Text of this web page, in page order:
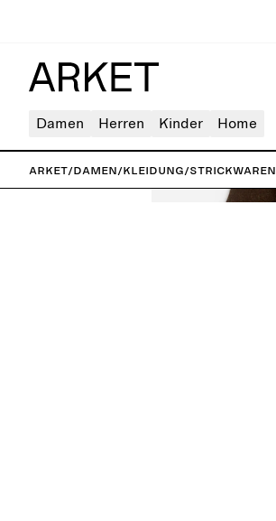
Damen Herren Kinder Home
ARKET/Damen/Kleidung/Strickwaren